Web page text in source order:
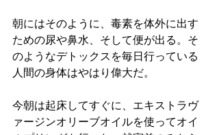
朝にはそのように、毒素を体外に出す
ための尿や鼻水、そして便が出る。そ
のようなデトックスを毎日行っている
人間の身体はやはり偉大だ。
今朝は起床してすぐに、エキストラヴ
ァージンオリーブオイルを使ってオイ